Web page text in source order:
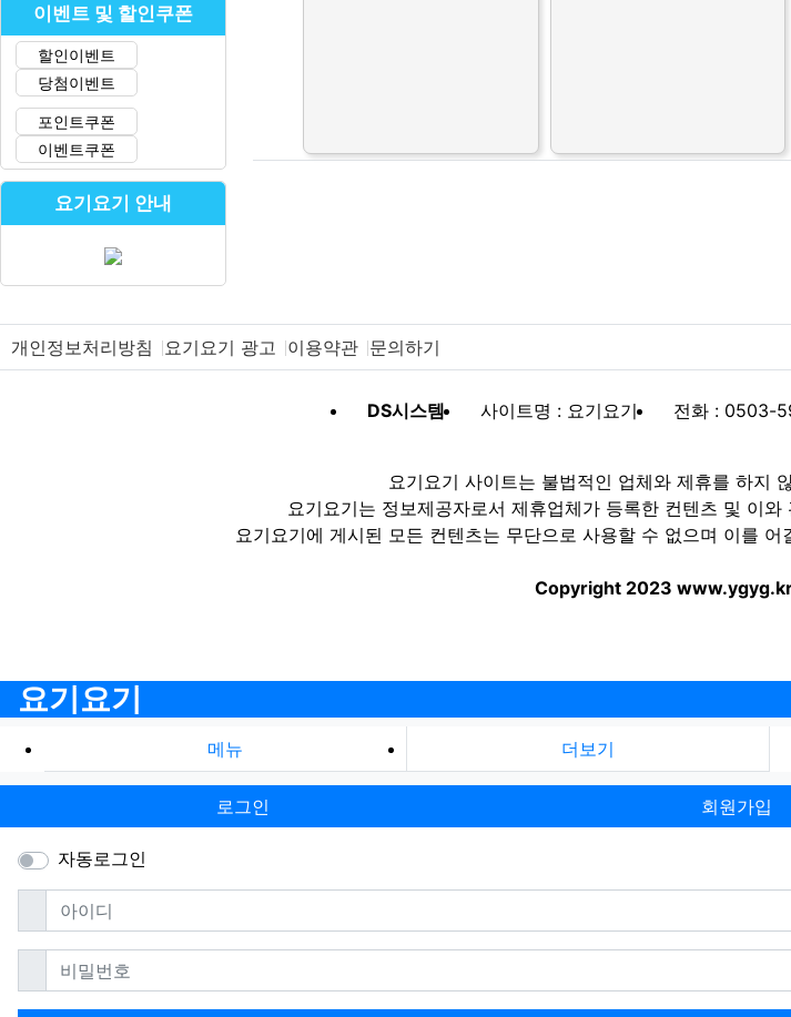
이벤트 및 할인쿠폰
할인이벤트
당첨이벤트
포인트쿠폰
이벤트쿠폰
요기요기 안내
개인정보처리방침 요기요기 광고 이용약관 문의하기
DS시스템 사이트명 : 요기요기 전화 : 0503-
요기요기 사이트는 불법적인 업체와 제휴를 하지
요기요기는 정보제공자로서 제휴업체가 등록한 컨텐츠 및 이
요기요기에 게시된 모든 컨텐츠는 무단으로 사용할 수 없으며 이를
Copyright 2023
요기요기
메뉴 더보기
로그인 회원가입
자동로그인
아이디필수
비밀번호필수